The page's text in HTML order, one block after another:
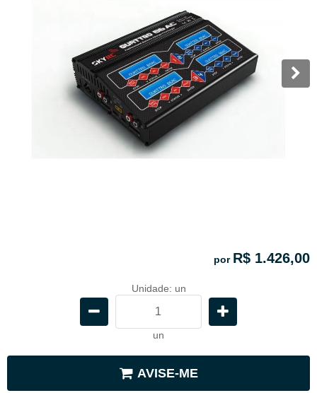
por R$ 1.426,00
Unidade: un
un
AVISE-ME